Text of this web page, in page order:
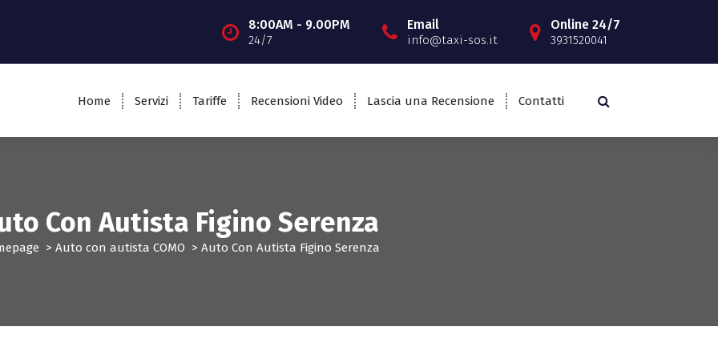
8:00AM - 9.00PM
24/7
Email
info@taxi-sos.it
Online 24/7
3931520041
Home Servizi Tariffe Recensioni Video Lascia una Recensione Contatti
Con Autista Figino Serenza
> Auto con autista COMO > Auto Con Autista Figino Serenza